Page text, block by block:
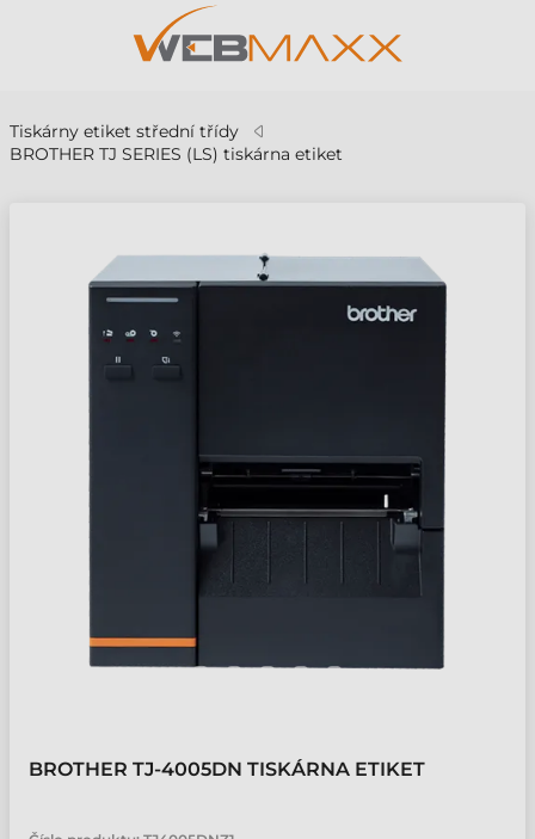
Tiskárny etiket střední třídy
BROTHER TJ SERIES (LS) tiskárna etiket
BROTHER TJ-4005DN TISKÁRNA ETIKET